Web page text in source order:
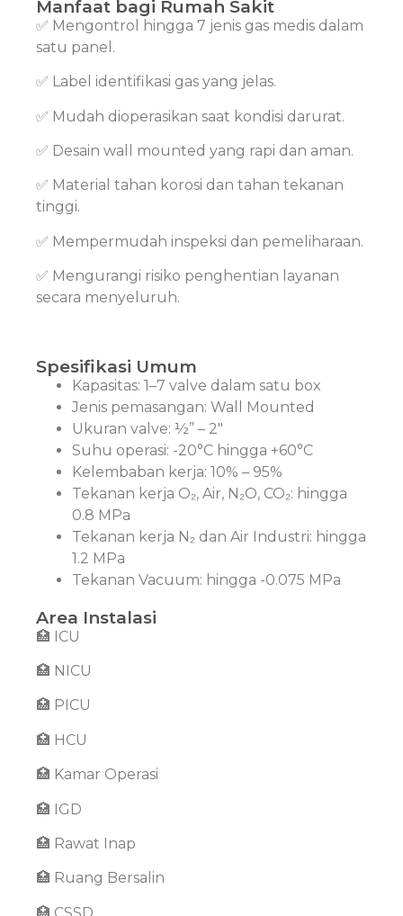
Manfaat bagi Rumah Sakit
✅ Mengontrol hingga 7 jenis gas medis dalam
satu panel.
✅ Label identifikasi gas yang jelas.
✅ Mudah dioperasikan saat kondisi darurat.
✅ Desain wall mounted yang rapi dan aman.
✅ Material tahan korosi dan tahan tekanan
tinggi.
✅ Mempermudah inspeksi dan pemeliharaan.
✅ Mengurangi risiko penghentian layanan
secara menyeluruh.
Spesifikasi Umum
Kapasitas: 1–7 valve dalam satu box
Jenis pemasangan: Wall Mounted
Ukuran valve: ½” – 2″
Suhu operasi: -20°C hingga +60°C
Kelembaban kerja: 10% – 95%
Tekanan kerja O₂, Air, N₂O, CO₂: hingga
0.8 MPa
Tekanan kerja N₂ dan Air Industri: hingga
1.2 MPa
Tekanan Vacuum: hingga -0.075 MPa
Area Instalasi
🏥 ICU
🏥 NICU
🏥 PICU
🏥 HCU
🏥 Kamar Operasi
🏥 IGD
🏥 Rawat Inap
🏥 Ruang Bersalin